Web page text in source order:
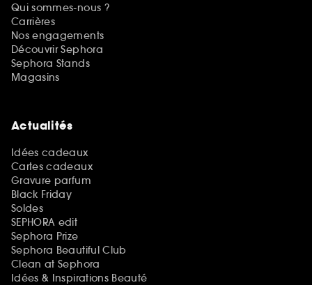
Qui sommes-nous ?
Carrières
Nos engagements
Découvrir Sephora
Sephora Stands
Magasins
Actualités
Idées cadeaux
Cartes cadeaux
Gravure parfum
Black Friday
Soldes
SEPHORA edit
Sephora Prize
Sephora Beautiful Club
Clean at Sephora
Idées & Inspirations Beauté